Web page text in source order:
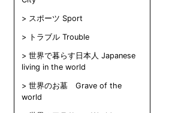
スポーツ Sport
トラブル Trouble
世界で暮らす日本人 Japanese
living in the world
世界のお墓 Grave of the
world